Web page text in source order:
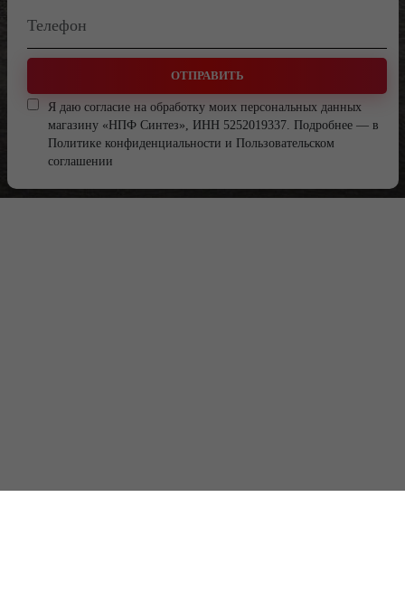
ОТПРАВИТЬ
Я даю согласие на обработку моих персональных данных
магазину «НПФ Синтез», ИНН 5252019337. Подробнее — в
Политике конфиденциальности и Пользовательском
соглашении